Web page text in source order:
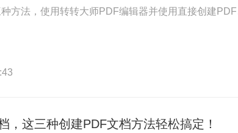
方法，使用转转大师PDF编辑器并使用直接创建
，这三种创建PDF文档方法轻松搞定！